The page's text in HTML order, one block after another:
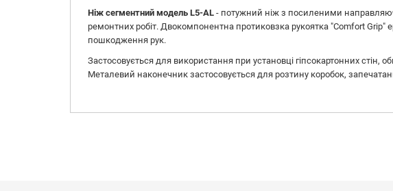
Ніж сегментний модель L5-AL - потужний ніж з посиленими
ремонтних робіт. Двокомпонентна протиковзка рукоятка "Comfort
пошкодження рук.
Застосовується для використання при установці гіпсокартонних стін,
Металевий наконечник застосовується для розтину коробок,